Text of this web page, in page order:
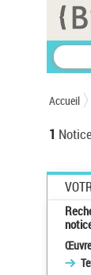
Accueil
1
Panneau de gestion